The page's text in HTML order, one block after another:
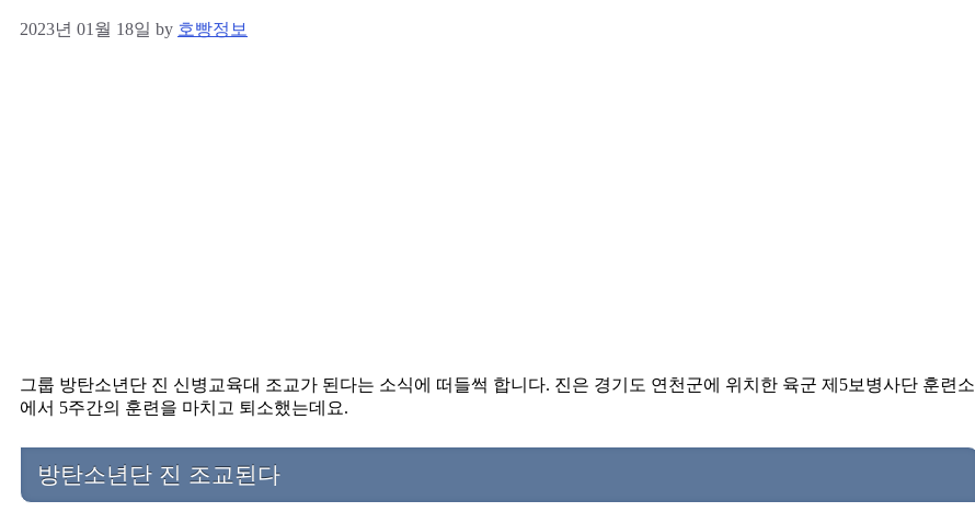
2023년 01월 18일 by 호빵정보
그룹 방탄소년단 진 신병교육대 조교가 된다는 소식에 떠들썩 합니다. 진은 경기도 연천군에 위치한 육군 제5보병사단 훈련소
에서 5주간의 훈련을 마치고 퇴소했는데요.
방탄소년단 진 조교된다